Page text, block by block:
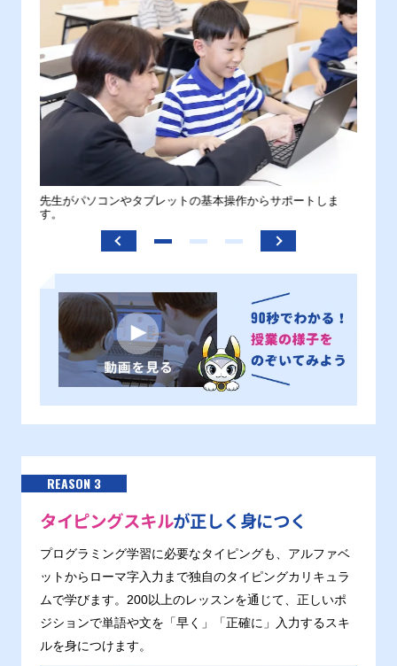
先生がパソコンやタブレットの基本操作からサポートしま
す。
REASON 3
タイピングスキルが正しく身につく
プログラミング学習に必要なタイピングも、アルファベ
ットからローマ字入力まで独自のタイピングカリキュラ
ムで学びます。200以上のレッスンを通じて、正しいポ
ジションで単語や文を「早く」「正確に」入力するスキ
ルを身につけます。